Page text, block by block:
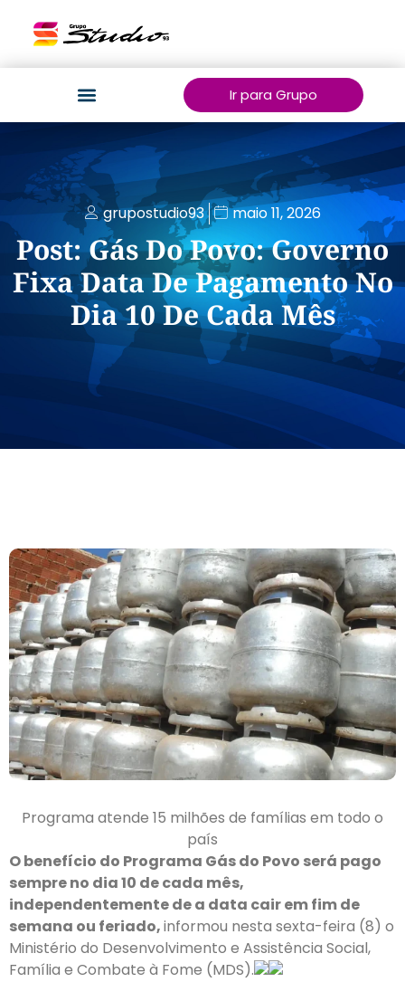
Ir para Grupo
grupostudio93 maio 11, 2026
Post: Gás Do Povo: Governo
Fixa Data De Pagamento No
Dia 10 De Cada Mês
Programa atende 15 milhões de famílias em todo o
país
O benefício do Programa Gás do Povo será pago
sempre no dia 10 de cada mês,
independentemente de a data cair em fim de
semana ou feriado,informou nesta sexta-feira (8) o
Ministério do Desenvolvimento e Assistência Social,
Família e Combate à Fome (MDS).